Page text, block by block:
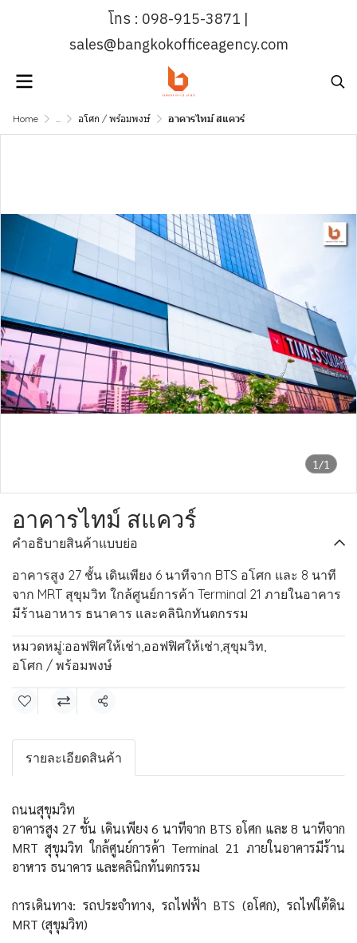
โทร : 098-915-3871 |
sales@bangkokofficeagency.com
Home ... อโศก / พร้อมพงษ์ อาคารไทม์ สแควร์
1/1
อาคารไทม์ สแควร์
คำอธิบายสินค้าแบบย่อ
อาคารสูง 27 ชั้น เดินเพียง 6 นาทีจาก BTS อโศก และ 8 นาที
จาก MRT สุขุมวิท ใกล้ศูนย์การค้า Terminal 21 ภายในอาคาร
มีร้านอาหาร ธนาคาร และคลินิกทันตกรรม
หมวดหมู่:ออฟฟิศให้เช่า,ออฟฟิศให้เช่า,สุขุมวิท,
อโศก / พร้อมพงษ์
แชร์
รายละเอียดสินค้า
ถนนสุขุมวิท
อาคารสูง 27 ชั้น เดินเพียง 6 นาทีจาก BTS อโศก และ 8 นาทีจาก
MRT สุขุมวิท ใกล้ศูนย์การค้า Terminal 21 ภายในอาคารมีร้าน
อาหาร ธนาคาร และคลินิกทันตกรรม
การเดินทาง: รถประจำทาง, รถไฟฟ้า BTS (อโศก), รถไฟใต้ดิน
MRT (สุขุมวิท)